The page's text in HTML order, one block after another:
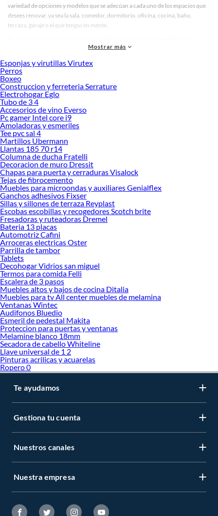
variedad de opciones y modelos que se adecúan a cada uno de los espacios que
desees renovar, ya sea la sala, comedor, dormitorio, oficina, cocina, baño,
terraza, garaje o el que tengas en mente.
diversos materiales, medidas, colores y demás características específicas de tu
necesario para cada uno de tus proyectos en las mejores marcas de calidad y con
garantía.
Precios de Interruptores Inteligentes en Sodimac Perú
Si buscar ahorrar, estás en la tienda correcta porque en Sodimac tenemos
nuestra política de precios bajos garantizados en Interruptores Inteligentes, así
que no dudes más y compra online este producto con sus complementos para
que termines tu proyecto al 100% a un costo económico. Además, elige entre las
opciones de delivery o recojo en tienda.
Las mejores marcas de Interruptores Inteligentes
Sabemos que la calidad, confianza y seguridad son factores importantes al
momento de decidir qué modelo comprar, por ello contamos con una amplia
oferta de marcas prestigiosas y reconocidas en Interruptores Inteligentes. De
esta manera, inviertes en durabilidad, rendimiento, excelencia y satisfacción
garantizada.
Mostrar más
Esponjas y virutillas Virutex
Perros
Boxeo
Construccion y ferreteria Serrature
Electrohogar Eglo
Tubo de 3 4
Accesorios de vino Everso
Pc gamer Intel core i9
Amoladoras y esmeriles
Tee pvc sal 4
Martillos Ubermann
Llantas 185 70 r14
Columna de ducha Fratelli
Decoracion de muro Dressit
Chapas para puerta y cerraduras Visalock
Tejas de fibrocemento
Muebles para microondas y auxiliares Genialflex
Ganchos adhesivos Fixser
Sillas y sillones de terraza Reyplast
Escobas escobillas y recogedores Scotch brite
Fresadoras y ruteadoras Dremel
Bateria 13 placas
Automotriz Cafini
Arroceras electricas Oster
Parrilla de tambor
Tablets
Decohogar Vidrios san miguel
Termos para comida Felli
Escalera de 3 pasos
Muebles altos y bajos de cocina Ditalia
Muebles para tv All center muebles de melamina
Ventanas Wintec
Audifonos Bluedio
Esmeril de pedestal Makita
Proteccion para puertas y ventanas
Melamine blanco 18mm
Secadora de cabello Whiteline
Llave universal de 1 2
Pinturas acrilicas y acuarelas
Ropero 0
Te ayudamos
Gestiona tu cuenta
Nuestros canales
Nuestra empresa